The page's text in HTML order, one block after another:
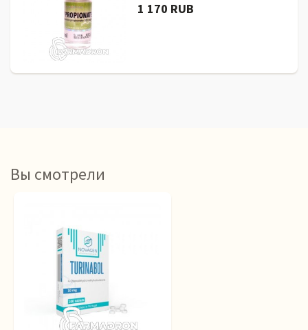
1 170 RUB
Вы смотрели